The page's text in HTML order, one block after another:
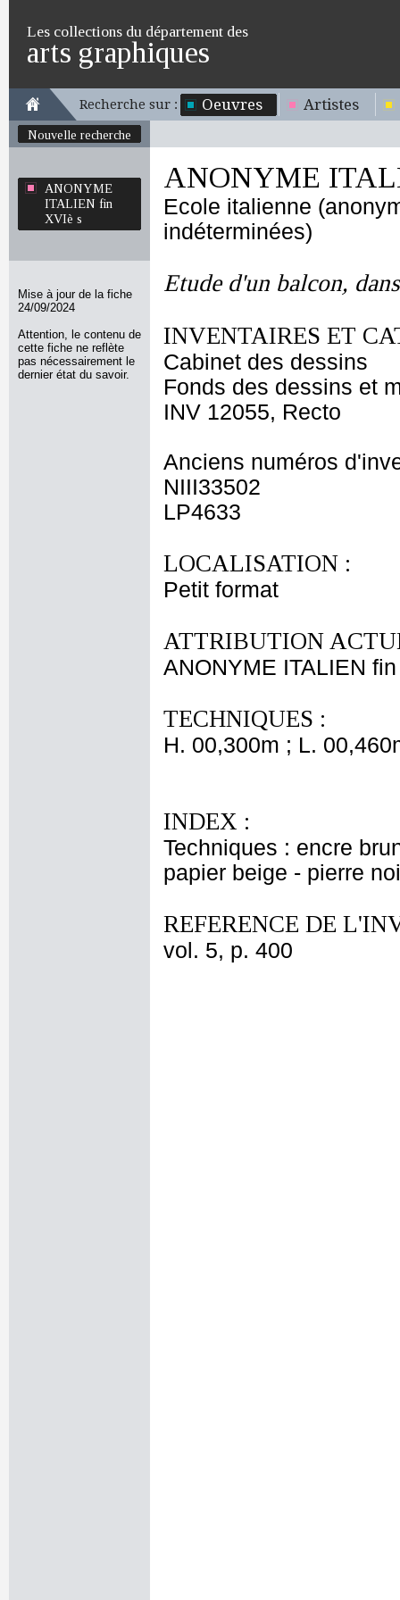
Les collections du département des
arts graphiques
Recherche sur : Oeuvres Artistes
Nouvelle recherche
ANONYME
ITALIEN fin
XVIè s
Mise à jour de la fiche
24/09/2024
Attention, le contenu de
cette fiche ne reflète
pas nécessairement le
dernier état du savoir.
ANONYME
Ecole italienne
indéterminées)
Etude d'un balcon,
INVENTAIRES ET
Cabinet des dessins
Fonds des dessins et
INV 12055, Recto
Anciens numéros
NIII33502
LP4633
LOCALISATION :
Petit format
ATTRIBUTION
ANONYME ITALIEN
TECHNIQUES :
H. 00,300m ; L.
INDEX :
Techniques : encre
papier beige - pierre
REFERENCE DE
vol. 5, p. 400